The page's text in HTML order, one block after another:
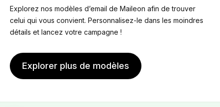
Explorez nos modèles d’email de Maileon afin de trouver
celui qui vous convient. Personnalisez-le dans les moindres
détails et lancez votre campagne !
Explorer plus de modèles